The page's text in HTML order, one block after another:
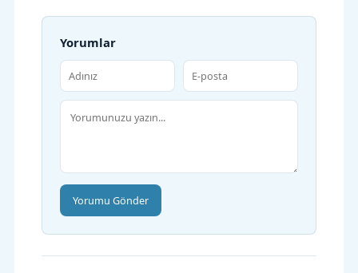
Yorumlar
Yorumu Gönder